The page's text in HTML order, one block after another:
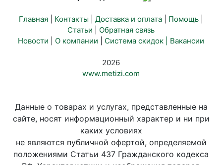
Главная Контакты Доставка и оплата Помощь
Статьи
Обратная связь
Новости
О компании Система скидок | Вакансии
2026
www.metizi.com
Данные о товарах и услугах, представленные на
сайте, носят информационный характер и ни при
каких условиях
не являются публичной офертой, определяемой
положениями Статьи 437 Гражданского кодекса